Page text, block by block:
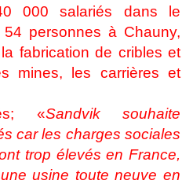
000 salariés dans le
personnes à Chauny,
fabrication de cribles et
mines, les carrières et
«Sandvik souhaite
car les charges sociales
trop élevés en France,
usine toute neuve en